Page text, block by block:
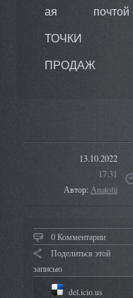
ая
почтой
ТОЧКИ
ПРОДАЖ
13.10.2022
17:31
Автор:Anatolii
0 Комментарии
Поделиться этой
записью
del.icio.us